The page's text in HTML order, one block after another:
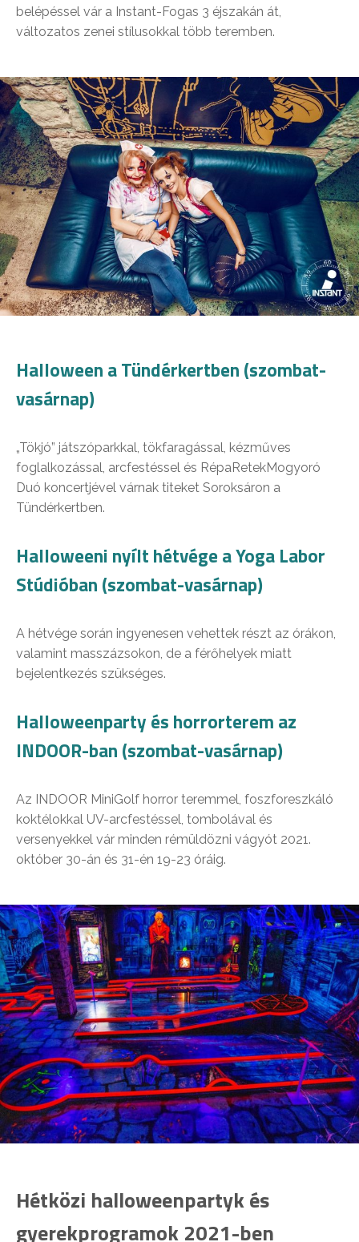
belépéssel vár a Instant-Fogas 3 éjszakán át,
változatos zenei stílusokkal több teremben.
Halloween a Tündérkertben (szombat-
vasárnap)
„Tökjó” játszóparkkal, tökfaragással, kézműves
foglalkozással, arcfestéssel és RépaRetekMogyoró
Duó koncertjével várnak titeket Soroksáron a
Tündérkertben.
Halloweeni nyílt hétvége a Yoga Labor
Stúdióban (szombat-vasárnap)
A hétvége során ingyenesen vehettek részt az órákon,
valamint masszázsokon, de a férőhelyek miatt
bejelentkezés szükséges.
Halloweenparty és horrorterem az
INDOOR-ban (szombat-vasárnap)
Az INDOOR MiniGolf horror teremmel, foszforeszkáló
koktélokkal UV-arcfestéssel, tombolával és
versenyekkel vár minden rémüldözni vágyót 2021.
október 30-án és 31-én 19-23 óráig.
Hétközi halloweenpartyk és
gyerekprogramok 2021-ben